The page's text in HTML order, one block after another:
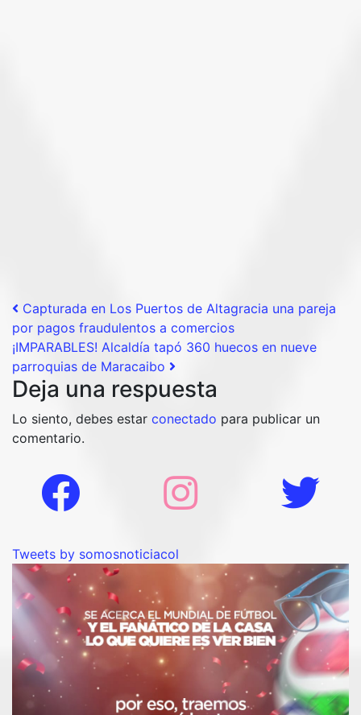
Post navigation
Capturada en Los Puertos de Altagracia una pareja
por pagos fraudulentos a comercios
¡IMPARABLES! Alcaldía tapó 360 huecos en nueve
parroquias de Maracaibo
Deja una respuesta
Lo siento, debes estar conectado para publicar un
comentario.
Tweets by somosnoticiacol